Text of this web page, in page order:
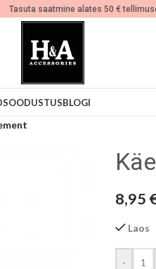
Tasuta saatmine alates 50 €
SOODUSTUSBLOGI
8,95
Laos
-